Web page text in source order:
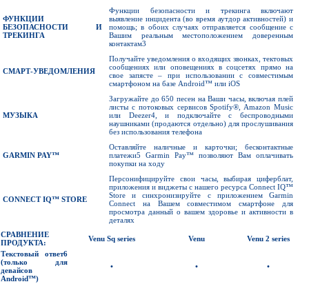
ФУНКЦИИ
БЕЗОПАСНОСТИ И
ТРЕКИНГА
Функции безопасности и трекинга включают
выявление инцидента (во время аутдор активностей) и
помощь; в обоих случаях отправляется сообщение с
Вашим реальным местоположением доверенным
контактам3
СМАРТ-УВЕДОМЛЕНИЯ
Получайте уведомления о входящих звонках, тектовых
сообщениях или оповещениях в соцсетях прямо на
свое запясте – при использовании с совместимым
смартфоном на базе Android™ или iOS
МУЗЫКА
Загружайте до 650 песен на Ваши часы, включая плей
листы с потоковых сервисов Spotify®, Amazon Music
или Deezer4, и подключайте с беспроводными
наушниками (продаются отдельно) для прослушивания
без использования телефона
GARMIN PAY™
Оставляйте наличные и карточки; бесконтактные
платежи5 Garmin Pay™ позволяют Вам оплачивать
покупки на ходу
CONNECT IQ™ STORE
Персонифицируйте свои часы, выбирая циферблат,
приложения и виджеты с нашего ресурса Connect IQ™
Store и синхронизируйте с приложением Garmin
Connect на Вашем совместимом смартфоне для
просмотра данный о вашем здоровье и активности в
деталях
СРАВНЕНИЕ
ПРОДУКТА: Venu Sq series Venu Venu 2 series
Текстовый ответ6
(только для
девайсов
Android™)
• • •